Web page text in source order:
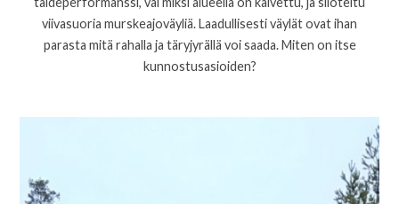
viivasuoria murskeajoväyliä. Laadullisesti väylät ovat ihan
parasta mitä rahalla ja täryjyrällä voi saada. Miten on itse
kunnostusasioiden?